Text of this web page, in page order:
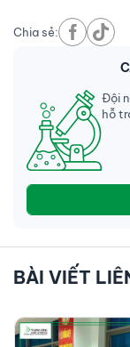
Chia sẻ:
Đội
hỗ
BÀI VIẾT